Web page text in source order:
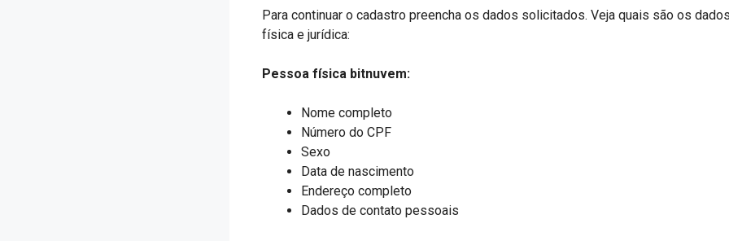
Para continuar o cadastro preencha os dados solicitados. Veja quais são os
física e jurídica:
Pessoa física bitnuvem:
Nome completo
Número do CPF
Sexo
Data de nascimento
Endereço completo
Dados de contato pessoais